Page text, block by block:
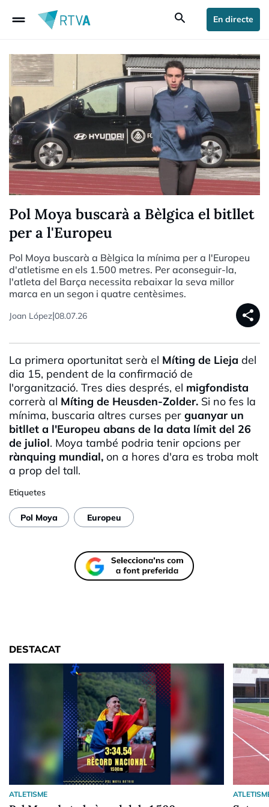
drag_handle search En directe
Pol Moya buscarà a Bèlgica el bitllet
per a l'Europeu
Pol Moya buscarà a Bèlgica la mínima per a l'Europeu
d'atletisme en els 1.500 metres. Per aconseguir-la,
l'atleta del Barça necessita rebaixar la seva millor
marca en un segon i quatre centèsimes.
Joan López|08.07.26 share
La primera oportunitat serà el Míting de Lieja del
dia 15, pendent de la confirmació de
l'organització. Tres dies després, el migfondista
correrà al Míting de Heusden-Zolder. Si no fes la
mínima, buscaria altres curses per guanyar un
bitllet a l'Europeu abans de la data límit del 26
de juliol. Moya també podria tenir opcions per
rànquing mundial, on a hores d'ara es troba molt
a prop del tall.
Etiquetes
Pol Moya Europeu
DESTACAT
ATLETISME